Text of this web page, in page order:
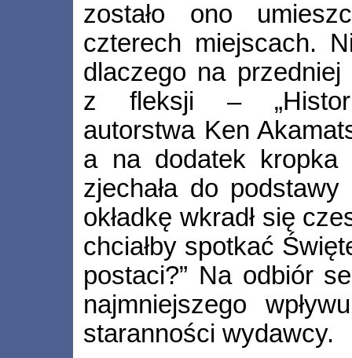
zostało ono
czterech miejscach.
dlaczego na przedniej
z fleksji –
autorstwa Ken
a na dodatek kropka
zjechała do
okładkę wkradł się
chciałby spotkać
postaci?” Na odbiór
najmniejszego
staranności wydawcy.